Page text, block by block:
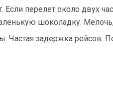
перелет около двух
шоколадку.
Частая задержка рейсов.